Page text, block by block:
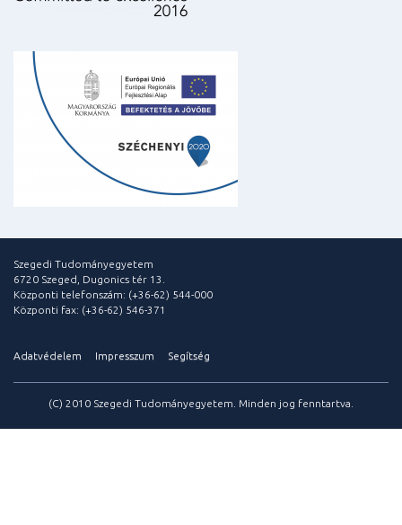
Szegedi Tudományegyetem
6720 Szeged, Dugonics tér 13.
Központi telefonszám: (+36-62) 544-000
Központi fax: (+36-62) 546-371
Adatvédelem Impresszum Segítség
(C) 2010 Szegedi Tudományegyetem. Minden jog fenntartva.